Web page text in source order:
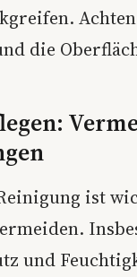
die
ist
und